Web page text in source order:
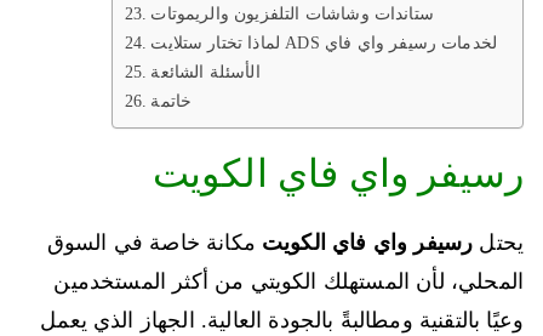
ستاندات وشاشات التلفزيون والريموتات
لماذا تختار ستلايت ADS لخدمات رسيفر واي فاي
الأسئلة الشائعة
خاتمة
رسيفر واي فاي الكويت
يحتل رسيفر واي فاي الكويت مكانة خاصة في السوق
المحلي، لأن المستهلك الكويتي من أكثر المستخدمين
وعيًا بالتقنية ومطالبةً بالجودة العالية. الجهاز الذي يعمل